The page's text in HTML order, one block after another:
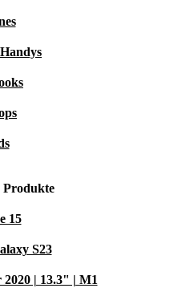
Produkte
15
S23
| 13.3" | M1